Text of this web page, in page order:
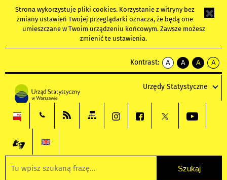
Strona wykorzystuje pliki cookies. Korzystanie z witryny bez
zmiany ustawień Twojej przeglądarki oznacza, że będą one
umieszczane w Twoim urządzeniu końcowym. Zawsze możesz
zmienić te ustawienia.
Kontrast:
A
kontrast
A
kontrast
tekst
czarnym
A
kontrast
tekst
czarnym
A
tekst
żółtym
Urzędy Statystyczne